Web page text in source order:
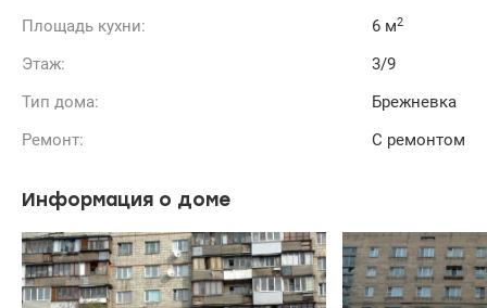
Площадь кухни: 6 м2
Этаж:
3/9
Тип дома:
Брежневка
Ремонт:
С ремонтом
Информация о доме